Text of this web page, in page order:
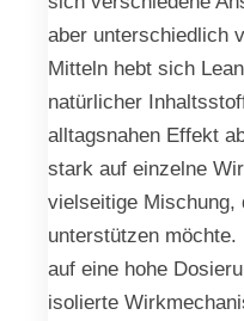
aber unterschiedlich
Mitteln hebt sich
natürlicher
alltagsnahen Effekt
stark auf einzelne
vielseitige Mischung,
unterstützen
auf eine hohe
isolierte